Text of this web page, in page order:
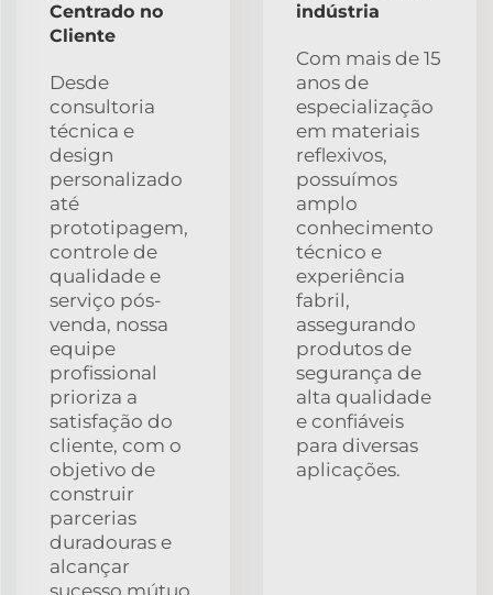
Centrado no
Cliente
Desde
consultoria
técnica e
design
personalizado
até
prototipagem,
controle de
qualidade e
serviço pós-
venda, nossa
equipe
profissional
prioriza a
satisfação do
cliente, com o
objetivo de
construir
parcerias
duradouras e
alcançar
indústria
Com mais de 15
anos de
especialização
em materiais
reflexivos,
possuímos
amplo
conhecimento
técnico e
experiência
fabril,
assegurando
produtos de
segurança de
alta qualidade
e confiáveis
para diversas
aplicações.